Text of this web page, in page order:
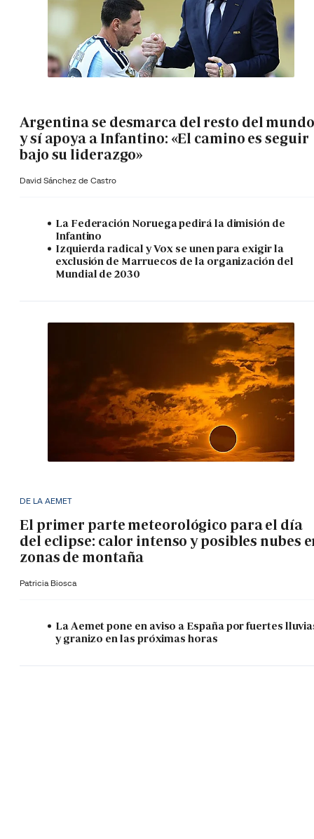
Argentina se desmarca del resto del mundo
y sí apoya a Infantino: «El camino es seguir
bajo su liderazgo»
David Sánchez de Castro
La Federación Noruega pedirá la dimisión de
Infantino
Izquierda radical y Vox se unen para exigir la
exclusión de Marruecos de la organización del
Mundial de 2030
DE LA AEMET
El primer parte meteorológico para el día
del eclipse: calor intenso y posibles nubes
zonas de montaña
Patricia Biosca
La Aemet pone en aviso a España por fuertes
y granizo en las próximas horas